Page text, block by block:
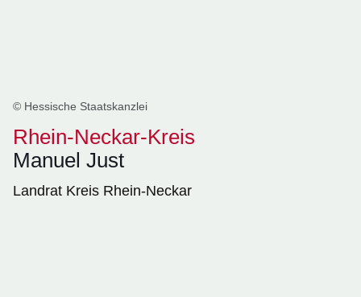
© Hessische Staatskanzlei
Rhein-Neckar-Kreis
Manuel Just
Landrat Kreis Rhein-Neckar